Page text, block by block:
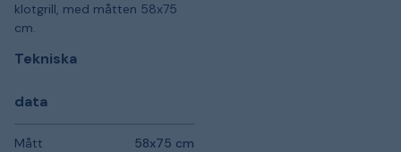
klotgrill, med måtten 58x75
cm.
Tekniska
data
Mått 58x75 cm